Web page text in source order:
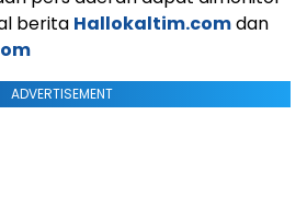
berita Hallokaltim.comdan
ADVERTISEMENT